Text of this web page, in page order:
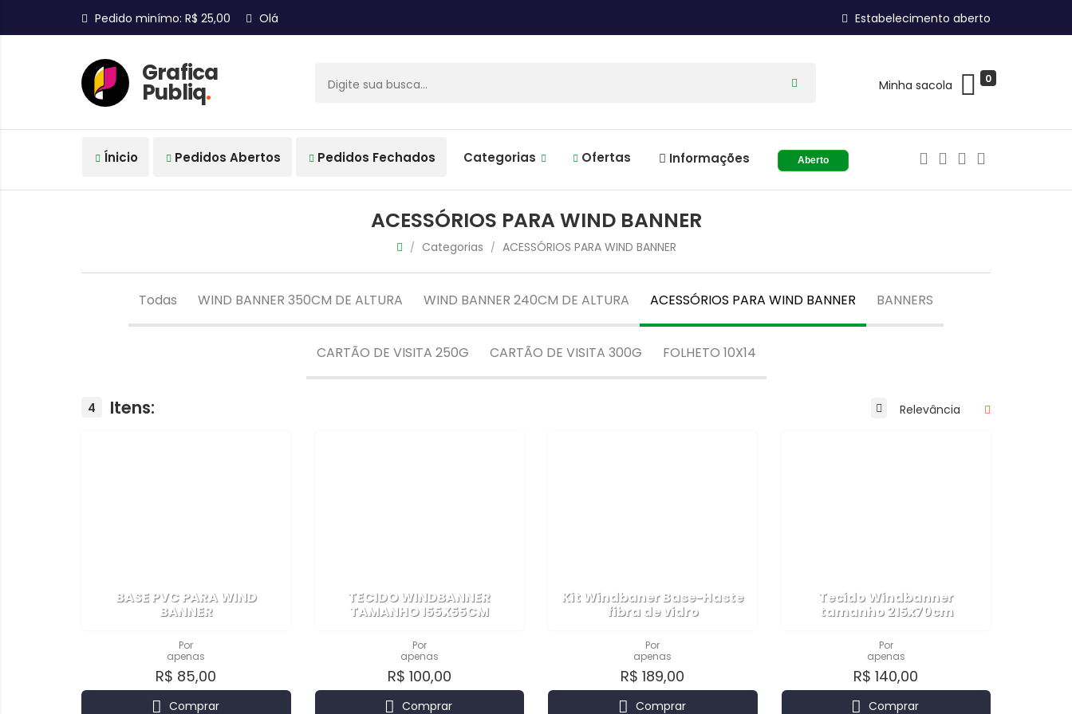
Pedido minímo: R$ 25,00 Olá Estabelecimento aberto
Grafica
Publiq. Minha sacola 0
Ínicio Pedidos Abertos Pedidos Fechados Categorias Ofertas Informações Aberto
ACESSÓRIOS PARA WIND BANNER
/ Categorias / ACESSÓRIOS PARA WIND BANNER
Todas WIND BANNER 350CM DE ALTURA WIND BANNER 240CM DE ALTURA ACESSÓRIOS PARA WIND BANNER BANNERS
CARTÃO DE VISITA 250G CARTÃO DE VISITA 300G FOLHETO 10X14
4 Itens:
BASE PVC PARA WIND
BANNER
Por
apenas
R$ 85,00
Comprar
TECIDO WINDBANNER
TAMANHO 155X55CM
Por
apenas
R$ 100,00
Comprar
Kit Windbaner Base-Haste
fibra de vidro
Por
apenas
R$ 189,00
Comprar
Tecido Windbanner
tamanho 215x70cm
Por
apenas
R$ 140,00
Comprar